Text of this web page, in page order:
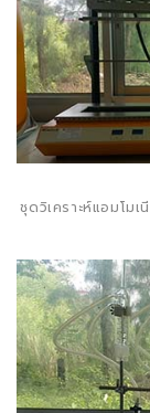
ชุดวิเคราะห์แอมโม